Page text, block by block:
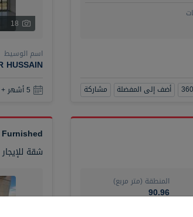
أضف إلى المفضلة مشاركة
18
اسم الوسيط
HUSSAIN
5 أشهر +
المنطقة (متر مربع)
90.96
شقة للإيجار